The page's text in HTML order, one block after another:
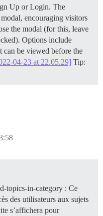
Up or Login. The
encouraging visitors
the modal (for this, leave
Options include
can be viewed before the
04-23 at 22.05.29] Tip:
topics-in-category : Ce
des utilisateurs aux sujets
s’affichera pour